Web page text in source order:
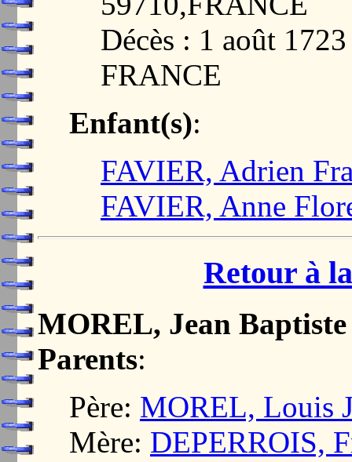
Décès : 1 août
FRANCE
Enfant(s):
FAVIER, Adrien
FAVIER, Anne
Retour à
MOREL, Jean Baptiste
Parents:
Père: MOREL, Louis
Mère: DEPERROIS,